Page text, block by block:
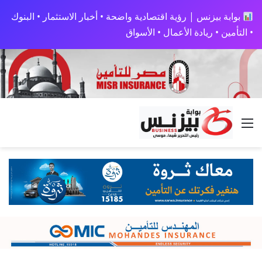
بوابة بيزنس | رؤية اقتصادية واضحة • أخبار الاستثمار • البنوك
• التأمين • ريادة الأعمال • الأسواق
القائمة